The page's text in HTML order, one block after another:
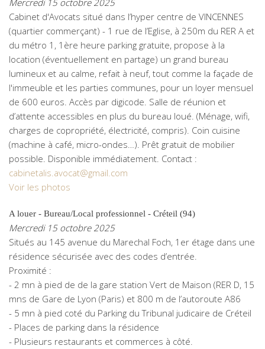
Mercredi 15 octobre 2025
Cabinet d'Avocats situé dans l’hyper centre de VINCENNES
(quartier commerçant) - 1 rue de l’Eglise, à 250m du RER A et
du métro 1, 1ère heure parking gratuite, propose à la
location (éventuellement en partage) un grand bureau
lumineux et au calme, refait à neuf, tout comme la façade de
l'immeuble et les parties communes, pour un loyer mensuel
de 600 euros. Accès par digicode. Salle de réunion et
d’attente accessibles en plus du bureau loué. (Ménage, wifi,
charges de copropriété, électricité, compris). Coin cuisine
(machine à café, micro-ondes…). Prêt gratuit de mobilier
possible. Disponible immédiatement. Contact :
cabinetalis.avocat@gmail.com
Voir les photos
A louer - Bureau/Local professionnel - Créteil (94)
Mercredi 15 octobre 2025
Situés au 145 avenue du Marechal Foch, 1er étage dans une
résidence sécurisée avec des codes d’entrée.
Proximité :
- 2 mn à pied de de la gare station Vert de Maison (RER D, 15
mns de Gare de Lyon (Paris) et 800 m de l’autoroute A86
- 5 mn à pied coté du Parking du Tribunal judicaire de Créteil
- Places de parking dans la résidence
- Plusieurs restaurants et commerces à côté.